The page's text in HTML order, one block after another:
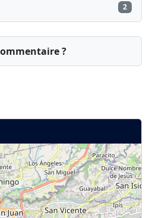
2
?
mot de passe oublié ?